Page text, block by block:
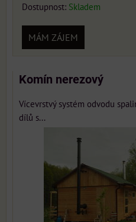
Dostupnost: Skladem
MÁM ZÁJEM
Komín nerezový
Vícevrstvý systém odvodu
dílů s...